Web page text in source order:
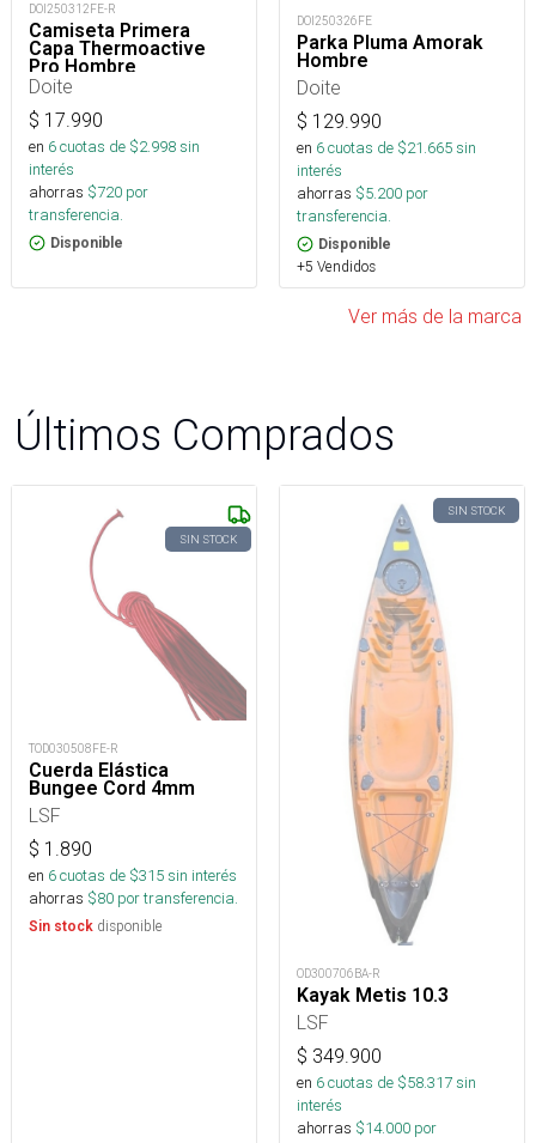
DOI250312FE-R
Camiseta Primera
Capa Thermoactive
Pro Hombre
Doite
$ 17.990
en 6cuotas de $2.998sin
interés
ahorras $720 por
transferencia.
Disponible
DOI250326FE
Parka Pluma Amorak
Hombre
Doite
$ 129.990
en 6cuotas de $21.665sin
interés
ahorras $5.200 por
transferencia.
Disponible
+5 Vendidos
Ver más de la marca
Últimos Comprados
SIN STOCK
TOD030508FE-R
Cuerda Elástica
Bungee Cord 4mm
LSF
$ 1.890
en 6cuotas de $315sin interés
ahorras $80 por transferencia.
Sin stock disponible
SIN STOCK
OD300706BA-R
Kayak Metis 10.3
LSF
$ 349.900
en 6cuotas de $58.317sin
interés
ahorras $14.000 por